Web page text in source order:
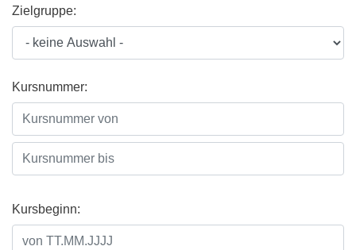
Zielgruppe:
Kursnummer:
Kursbeginn: